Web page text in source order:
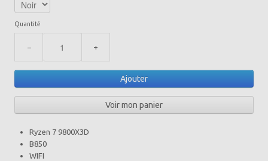
Quantité
− +
Ajouter
Voir mon panier
Ryzen 7 9800X3D
B850
WIFI